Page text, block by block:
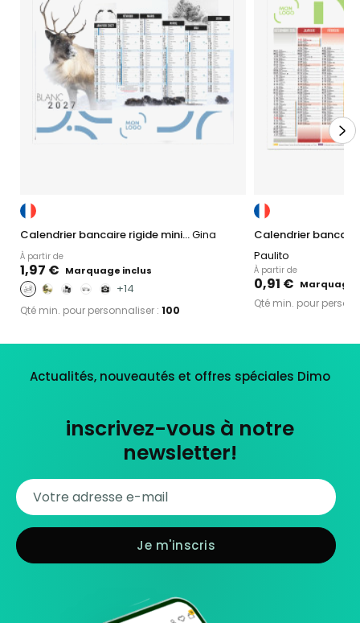
Calendrier bancaire rigide mini...Gina
À partir de
1,97 € Marquage inclus
+14
Qté min. pour personnaliser : 100
Calendrier bancaire
Paulito
À partir de
0,91 € Marquage
Qté min. pour
Actualités, nouveautés et offres spéciales Dimo
inscrivez-vous à notre
newsletter!